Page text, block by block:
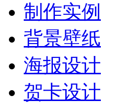
制作实例
背景壁纸
海报设计
贺卡设计